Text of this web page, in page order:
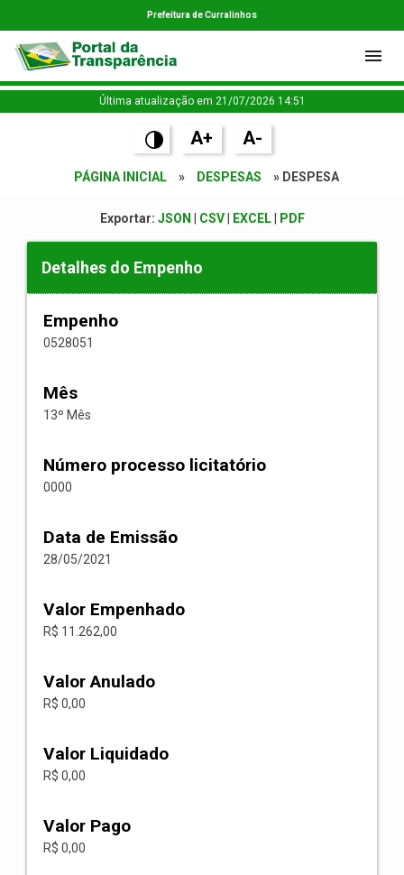
Prefeitura de Curralinhos
Última atualização em 21/07/2026 14:51
A+ A-
PÁGINA INICIAL » DESPESAS » DESPESA
Exportar: JSON CSV| EXCEL| PDF
Detalhes do Empenho
Empenho
0528051
Mês
13º Mês
Número processo licitatório
0000
Data de Emissão
28/05/2021
Valor Empenhado
R$ 11.262,00
Valor Anulado
R$ 0,00
Valor Liquidado
R$ 0,00
Valor Pago
R$ 0,00